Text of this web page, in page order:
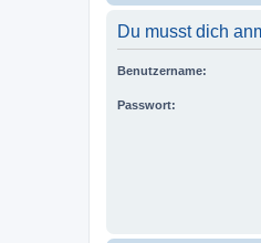
Du musst dich
Benutzername:
Passwort: